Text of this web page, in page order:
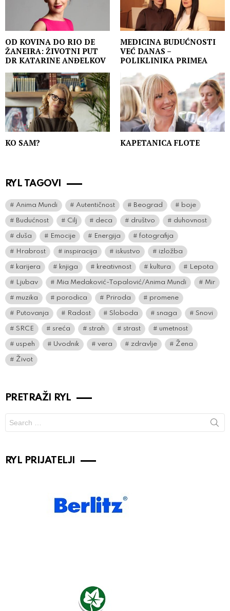
OD KOVINA DO RIO DE
ŽANEIRA: ŽIVOTNI PUT
DR KATARINE ANĐELKOV
MEDICINA BUDUĆNOSTI
VEĆ DANAS –
POLIKLINIKA PRIMEA
KO SAM? KAPETANICA FLOTE
RYL TAGOVI
Anima Mundi Autentičnost Beograd boje
Budućnost Cilj deca društvo duhovnost
duša Emocije Energija fotografija
Hrabrost inspiracija iskustvo izložba
karijera knjiga kreativnost kultura Lepota
Ljubav Mia Medaković-Topalović/Anima Mundi Mir
muzika porodica Priroda promene
Putovanja Radost Sloboda snaga Snovi
SRCE sreća strah strast umetnost
uspeh Uvodnik vera zdravlje Žena
Život
PRETRAŽI RYL
for:
RYL PRIJATELJI